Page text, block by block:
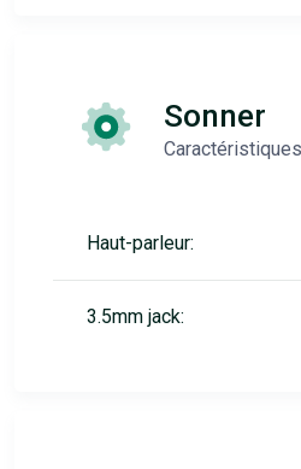
Sonner
Caractéristiques
Haut-parleur:
3.5mm jack: